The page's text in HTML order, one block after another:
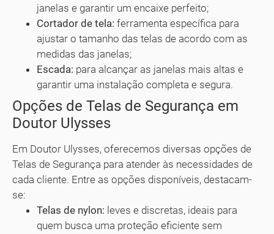
janelas e garantir um encaixe perfeito;
Cortador de tela: ferramenta específica para
ajustar o tamanho das telas de acordo com as
medidas das janelas;
Escada: para alcançar as janelas mais altas e
garantir uma instalação completa e segura.
Opções de Telas de Segurança em
Doutor Ulysses
Em Doutor Ulysses, oferecemos diversas opções de
Telas de Segurança para atender às necessidades de
cada cliente. Entre as opções disponíveis, destacam-
se:
Telas de nylon: leves e discretas, ideais para
quem busca uma proteção eficiente sem